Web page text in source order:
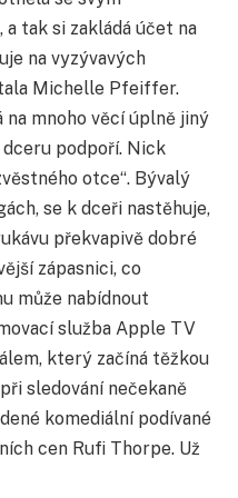
tak si zakládá účet na
na vyzývavých
Michelle Pfeiffer.
mnoho věcí úplně jiný
dceru podpoří. Nick
otce“. Bývalý
se k dceři nastěhuje,
překvapivě dobré
zápasnici, co
může nabídnout
služba Apple TV
který začíná těžkou
sledování nečekaně
komediální podívané
cen Rufi Thorpe. Už